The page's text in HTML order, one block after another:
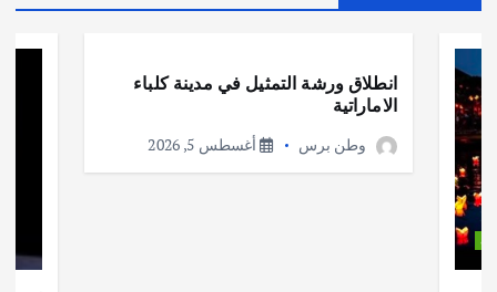
انطلاق ورشة التمثيل في مدينة كلباء
الاماراتية
وطن برس أغسطس 5, 2026